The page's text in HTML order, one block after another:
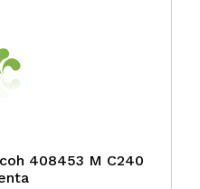
408453 M C240